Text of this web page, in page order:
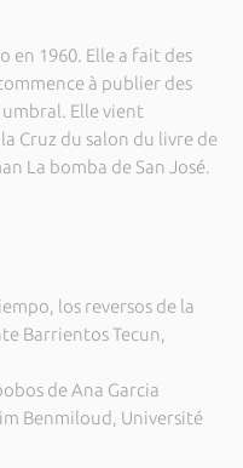
en 1960. Elle a fait des
à publier des
Elle vient
Cruz du salon du livre de
La bomba de San José.
los reversos de la
Barrientos Tecun,
de Ana Garcia
Benmiloud, Université